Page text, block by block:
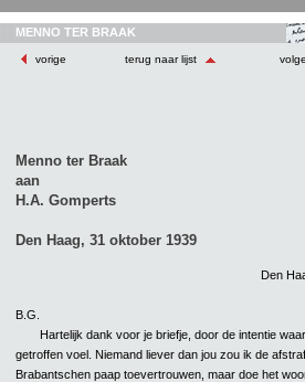
MENNO TER BRAAK
vorige terug naar lijst
Menno ter Braak
aan
H.A. Gomperts
Den Haag, 31 oktober 1939
Den
B.G.
Hartelijk dank voor je briefje, door de intentie
getroffen voel. Niemand liever dan jou zou ik de
Brabantschen paap toevertrouwen, maar doe het